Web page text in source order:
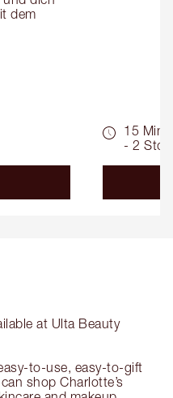
dem
15 Min.
- 2 Std.
at Ulta Beauty
to-use, easy-to-gift
shop Charlotte’s